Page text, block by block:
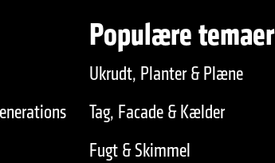
Populære temaer
Ukrudt, Planter & Plæne
Tag, Facade & Kælder
Fugt & Skimmel